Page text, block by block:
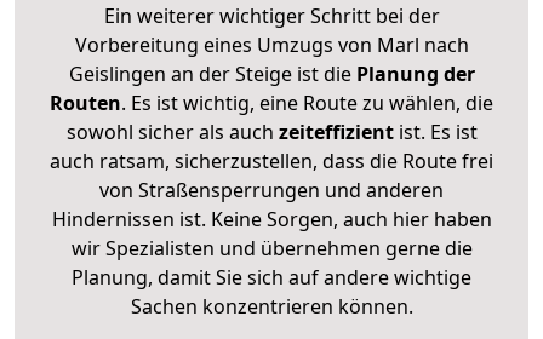
Ein weiterer wichtiger Schritt bei der
Vorbereitung eines Umzugs von Marl nach
Geislingen an der Steige ist diePlanung der
Routen. Es ist wichtig, eine Route zu wählen, die
sowohl sicher als auch zeiteffizientist. Es ist
auch ratsam, sicherzustellen, dass die Route frei
von Straßensperrungen und anderen
Hindernissen ist. Keine Sorgen, auch hier haben
wir Spezialisten und übernehmen gerne die
Planung, damit Sie sich auf andere wichtige
Sachen konzentrieren können.